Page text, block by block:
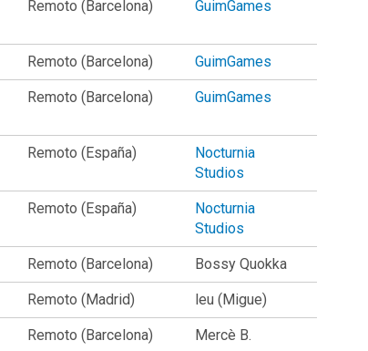
Remoto (Barcelona) GuimGames
Remoto (Barcelona) GuimGames
Remoto (Barcelona) GuimGames
Remoto (España)
Nocturnia
Studios
Remoto (España)
Nocturnia
Studios
Remoto (Barcelona) Bossy Quokka
Remoto (Madrid) leu (Migue)
Remoto (Barcelona) Mercè B.